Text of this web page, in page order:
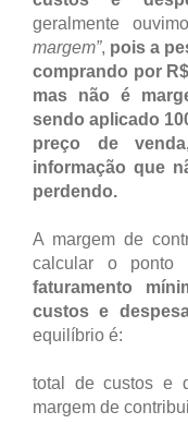
geralmente
margem”, pois a
comprando por
mas não é
sendo aplicado
preço de
informação que
perdendo.
A margem de
calcular o ponto
faturamento
custos e
equilíbrio é:
total de custos
margem de